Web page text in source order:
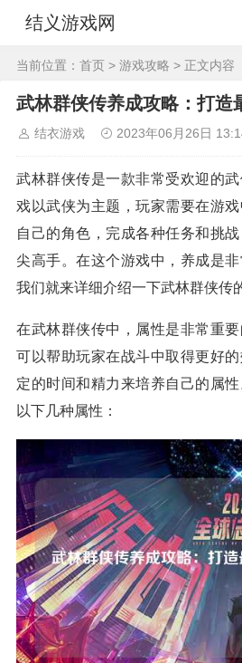
结义游戏网
当前位置： 首页 > 游戏攻略 > 正文内容
武林群侠传养成攻略：打造
结衣游戏 2023年06月26日
武林群侠传是一款非常受欢迎的
戏以武侠为主题，玩家需要在游
自己的角色，完成各种任务和挑
尖高手。在这个游戏中，养成是
我们就来详细介绍一下武林群侠传
在武林群侠传中，属性是非常重
可以帮助玩家在战斗中取得更好
定的时间和精力来培养自己的属
以下几种属性：